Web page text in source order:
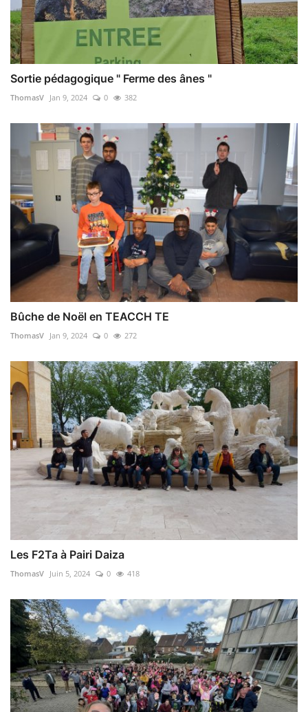
Sortie pédagogique " Ferme des ânes "
ThomasV Jan 9, 2024 0 382
Bûche de Noël en TEACCH TE
ThomasV Jan 9, 2024 0 272
Les F2Ta à Pairi Daiza
ThomasV Juin 5, 2024 0 418